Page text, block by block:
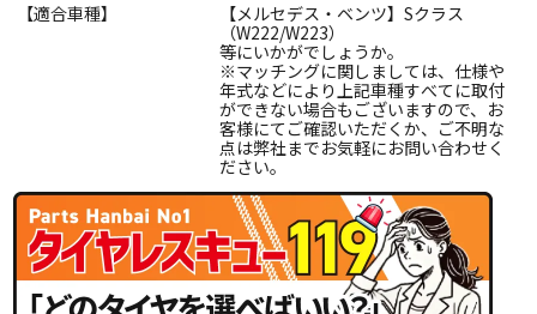
【適合車種】
【メルセデス・ベンツ】Sクラス
（W222/W223）
等にいかがでしょうか。
※マッチングに関しましては、仕様や
年式などにより上記車種すべてに取付
ができない場合もございますので、お
客様にてご確認いただくか、ご不明な
点は弊社までお気軽にお問い合わせく
ださい。